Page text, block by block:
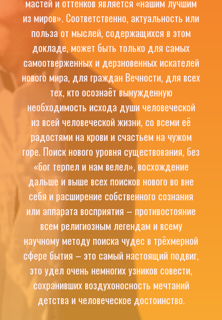
из миров». Соответственно, актуальность или
польза от мыслей, содержащихся в этом
докладе, может быть только для самых
самоотверженных и дерзновенных искателей
нового мира, для граждан Вечности, для всех
тех, кто осознаёт вынужденную
необходимость исхода души человеческой
из всей человеческой жизни, со всеми её
радостями на крови и счастьем на чужом
горе. Поиск нового уровня существования, без
«бог терпел и нам велел», восхождение
дальше и выше всех поисков нового во вне
себя и расширение собственного сознания
или аппарата восприятия – противостояние
всем религиозным легендам и всему
научному методу поиска чудес в трёхмерной
сфере бытия – это самый настоящий подвиг,
это удел очень немногих узников совести,
сохранивших воздухоносность мечтаний
детства и человеческое достоинство.